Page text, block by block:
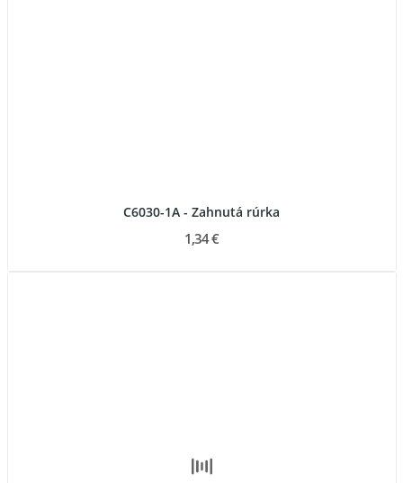
C6030-1A - Zahnutá rúrka
1,34 €